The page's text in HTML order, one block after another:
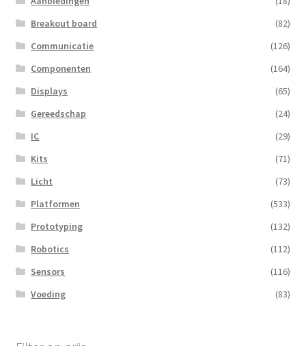
Breakout board
(82)
Communicatie
(126)
Componenten
(164)
Displays
(65)
Gereedschap
(24)
IC
(29)
Kits
(71)
Licht
(73)
Platformen
(533)
Prototyping
(132)
Robotics
(112)
Sensors
(116)
Voeding
(83)